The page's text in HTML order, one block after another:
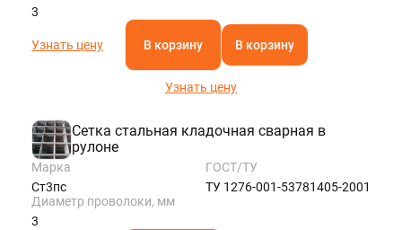
3
Узнать цену В корзину В корзину
Узнать цену
Сетка стальная кладочная сварная в
рулоне
Марка
Ст3пс
ГОСТ/ТУ
ТУ 1276-001-53781405-2001
Диаметр проволоки, мм
3